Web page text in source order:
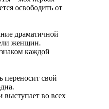
освободить от
драматичной
женщин.
каждой
переносит свой
выступает во всех